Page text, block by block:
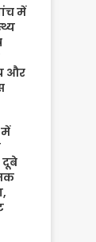
में
और
में
दूबे